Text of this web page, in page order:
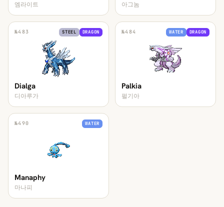
엠라이트 아그놈
№483 STEEL DRAGON
Dialga
디아루가
№484 WATER DRAGON
Palkia
펄기아
№490 WATER
Manaphy
마나피